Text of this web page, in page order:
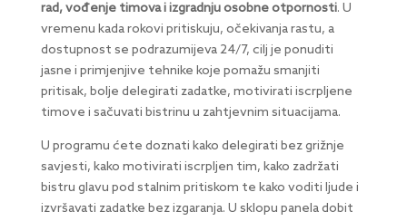
rad, vođenje timova i izgradnju osobne otpornosti. U
vremenu kada rokovi pritiskuju, očekivanja rastu, a
dostupnost se podrazumijeva 24/7, cilj je ponuditi
jasne i primjenjive tehnike koje pomažu smanjiti
pritisak, bolje delegirati zadatke, motivirati iscrpljene
timove i sačuvati bistrinu u zahtjevnim situacijama.
U programu ćete doznati kako delegirati bez grižnje
savjesti, kako motivirati iscrpljen tim, kako zadržati
bistru glavu pod stalnim pritiskom te kako voditi ljude i
izvršavati zadatke bez izgaranja. U sklopu panela dobit